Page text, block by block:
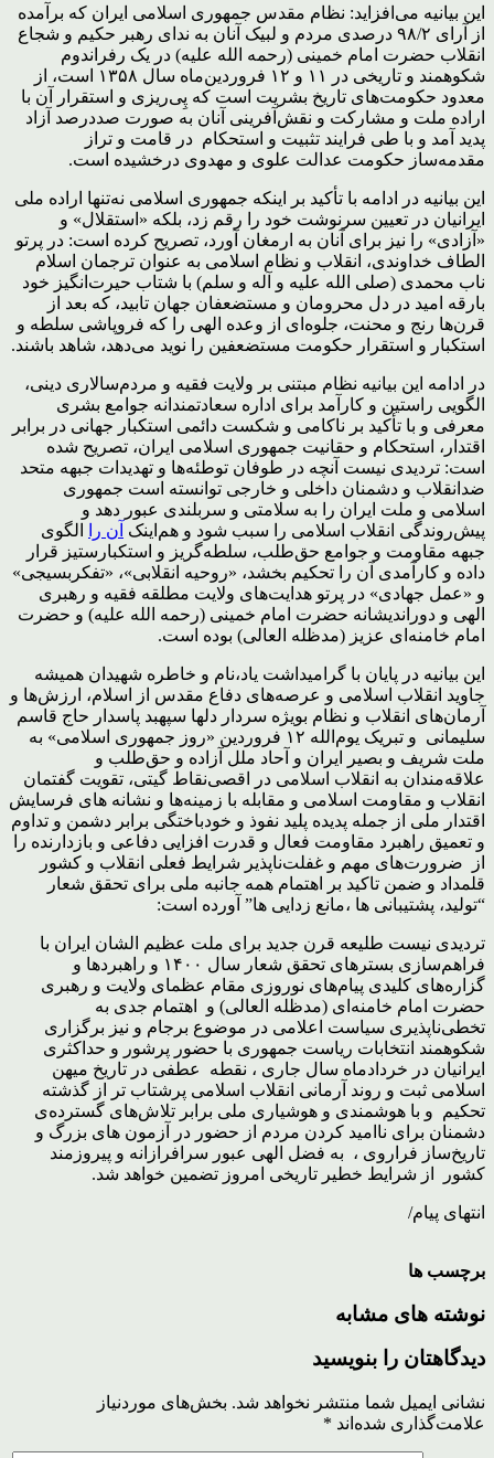
این بیانیه می‌افزاید: نظام مقدس جمهوری اسلامی ایران که برآمده
از آرای ۹۸/۲ درصدی مردم و لبیک آنان به ندای رهبر حکیم و شجاع
انقلاب حضرت امام خمینی (رحمه الله علیه) در یک رفراندوم
شکوهمند و تاریخی در ۱۱ و ۱۲ فروردین‌ماه سال ۱۳۵۸ است، از
معدود حکومت‌های تاریخ بشریت است که پِی‌ریزی و استقرار آن با
اراده ملت و مشارکت و نقش‌آفرینی آنان به صورت صددرصد آزاد
پدید آمد و با طی فرایند تثبیت و استحکام در قامت و تراز
مقدمه‌ساز حکومت عدالت علوی و مهدوی درخشیده است.
این بیانیه در ادامه با تأکید بر اینکه جمهوری اسلامی نه‌تنها اراده ملی
ایرانیان در تعیین سرنوشت خود را رقم زد، بلکه «استقلال» و
«آزادی» را نیز برای آنان به ارمغان آورد، تصریح کرده است: در پرتو
الطاف خداوندی، انقلاب و نظام اسلامی به عنوان ترجمان اسلام
ناب محمدی (صلی الله علیه و آله و سلم) با شتاب حیرت‌انگیز خود
بارقه امید در دل محرومان و مستضعفان جهان تابید، که بعد از
قرن‌ها رنج و محنت، جلوه‌ای از وعده الهی را که فروپاشی سلطه و
استکبار و استقرار حکومت مستضعفین را نوید می‌دهد، شاهد باشند.
در ادامه این بیانیه نظام مبتنی بر ولایت فقیه و مردم‌سالاری دینی،
الگویی راستین و کارآمد برای اداره سعادتمندانه جوامع بشری
معرفی و با تأکید بر ناکامی و شکست دائمی استکبار جهانی در برابر
اقتدار، استحکام و حقانیت جمهوری اسلامی ایران، تصریح شده
است: تردیدی نیست آنچه در طوفان توطئه‌ها و تهدیدات جبهه متحد
ضدانقلاب و دشمنان داخلی و خارجی توانسته است جمهوری
اسلامی و ملت ایران را به سلامتی و سربلندی عبور دهد و
پیش‌روندگی انقلاب اسلامی را سبب شود و هم‌اینک آن را
الگوی
جبهه مقاومت و جوامع حق‌طلب، سلطه‌گریز و استکبارستیز قرار
داده و کارآمدی آن را تحکیم بخشد، «روحیه انقلابی»، «تفکربسیجی»
و «عمل جهادی» در پرتو هدایت‌های ولایت مطلقه فقیه و رهبری
الهی و دوراندیشانه حضرت امام خمینی (رحمه الله علیه) و حضرت
امام خامنه‌ای عزیز (مدظله العالی) بوده است.
این بیانیه در پایان با گرامیداشت یاد،نام و خاطره شهیدان همیشه
جاوید انقلاب اسلامی و عرصه‌های دفاع مقدس از اسلام، ارزش‌ها و
آرمان‌های انقلاب و نظام بویژه سردار دلها سپهبد پاسدار حاج قاسم
سلیمانی و تبریک یوم‌الله ۱۲ فروردین «روز جمهوری اسلامی» به
ملت شریف و بصیر ایران و آحاد ملل آزاده و حق‌طلب و
علاقه‌مندان به انقلاب اسلامی در اقصی‌نقاط گیتی، تقویت گفتمان
انقلاب و مقاومت اسلامی و مقابله با زمینه‌ها و نشانه های فرسایش
اقتدار ملی از جمله پدیده پلید نفوذ و خودباختگی برابر دشمن و تداوم
و تعمیق راهبرد مقاومت فعال و قدرت افزایی دفاعی و بازدارنده را
از ضرورت‌های مهم و غفلت‌ناپذیر شرایط فعلی انقلاب و کشور
قلمداد و ضمن تاکید بر اهتمام همه جانبه ملی برای تحقق شعار
“تولید، پشتیبانی ها ،مانع زدایی ها” آورده است:
تردیدی نیست طلیعه قرن جدید برای ملت عظیم الشان ایران با
فراهم‌سازی بسترهای تحقق شعار سال ۱۴۰۰ و راهبردها و
گزاره‌های کلیدی پیام‌های نوروزی مقام عظمای ولایت و رهبری
حضرت امام خامنه‌ای (مدظله العالی) و اهتمام جدی به
تخطی‌ناپذیری سیاست اعلامی در موضوع برجام و نیز برگزاری
شکوهمند انتخابات ریاست جمهوری با حضور پرشور و حداکثری
ایرانیان در خردادماه سال جاری ، نقطه عطفی در تاریخ میهن
اسلامی ثبت و روند آرمانی انقلاب اسلامی پرشتاب تر از گذشته
تحکیم و با هوشمندی و هوشیاری ملی برابر تلاش‌های گسترده‌ی
دشمنان برای ناامید کردن مردم از حضور در آزمون های بزرگ و
تاریخ‌ساز فراروی ، به فضل الهی عبور سرافرازانه و پیروزمند
کشور از شرایط خطیر تاریخی امروز تضمین خواهد شد.
انتهای پیام/
برچسب ها
نوشته های مشابه
دیدگاهتان را بنویسید
نشانی ایمیل شما منتشر نخواهد شد. بخش‌های موردنیاز
علامت‌گذاری شده‌اند *